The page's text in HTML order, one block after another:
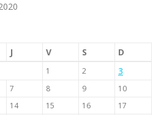
J V S D
1 2 3
7 8 9
10
14 15 16
17